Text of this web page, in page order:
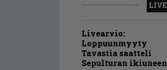
LIVE
Livearvio:
Loppuunmyyty
Tavastia saatteli
Sepulturan ikiuneen